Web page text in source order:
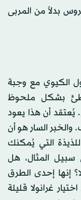
بدلاً من المربى
الكيوي مع وجبة
بشكل ملحوظ
أن هذا يعود
والخبر السار هو أن
التي يُمكنك
سبيل المثال، هل
إنها إحدى الطرق
غرانولا قليلة